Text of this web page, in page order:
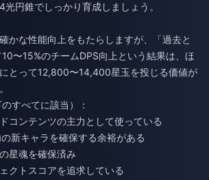
円錐でしっかり育成しましょう。
かな性能向上をもたらしますが、「過去と
〜15%のチームDPS向上という結果は、ほ
とって12,800〜14,400星玉を投じる価値が
すべてに該当）：
コンテンツの主力として使っている
新キャラを確保する余裕がある
星魂を確保済み
クトスコアを追求している